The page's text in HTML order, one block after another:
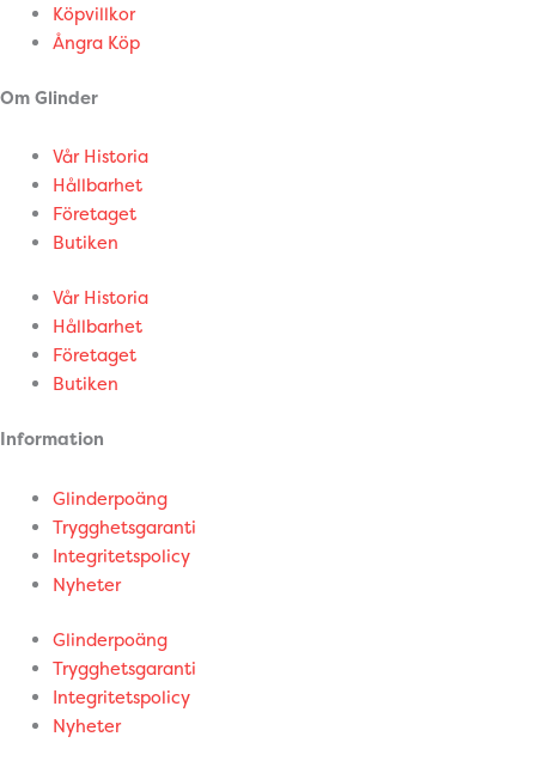
Köpvillkor
Ångra Köp
Om Glinder
Vår Historia
Hållbarhet
Företaget
Butiken
Vår Historia
Hållbarhet
Företaget
Butiken
Information
Glinderpoäng
Trygghetsgaranti
Integritetspolicy
Nyheter
Glinderpoäng
Trygghetsgaranti
Integritetspolicy
Nyheter